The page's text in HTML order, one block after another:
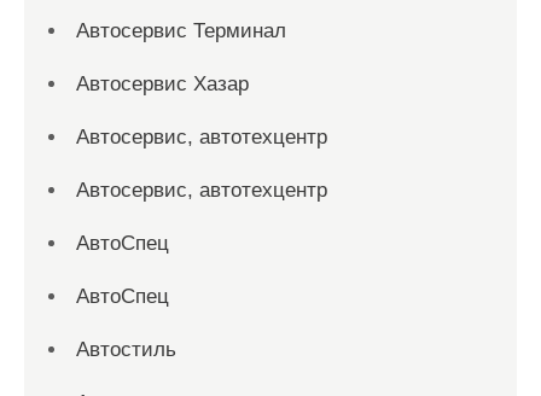
Автосервис Терминал
Автосервис Хазар
Автосервис, автотехцентр
Автосервис, автотехцентр
АвтоСпец
АвтоСпец
Автостиль